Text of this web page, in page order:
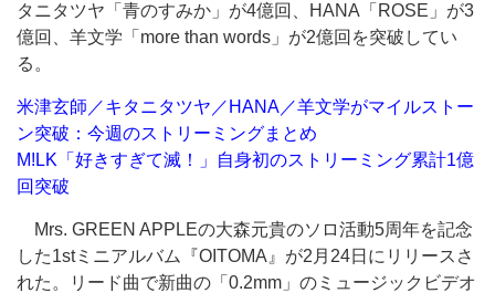
タニタツヤ「青のすみか」が4億回、HANA「ROSE」が3
億回、羊文学「more than words」が2億回を突破してい
る。
米津玄師／キタニタツヤ／HANA／羊文学がマイルストー
ン突破：今週のストリーミングまとめ
M!LK「好きすぎて滅！」自身初のストリーミング累計1億
回突破
Mrs. GREEN APPLEの大森元貴のソロ活動5周年を記念
した1stミニアルバム『OITOMA』が2月24日にリリースさ
れた。リード曲で新曲の「0.2mm」のミュージックビデオ